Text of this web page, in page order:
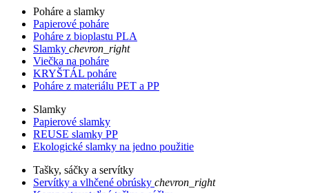
Poháre a slamky
Papierové poháre
Poháre z bioplastu PLA
Slamky chevron_right
Viečka na poháre
KRYŠTÁL poháre
Poháre z materiálu PET a PP
Slamky
Papierové slamky
REUSE slamky PP
Ekologické slamky na jedno použitie
Tašky, sáčky a servítky
Servítky a vlhčené obrúsky chevron_right